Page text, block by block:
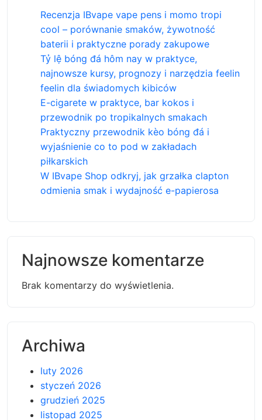
Recenzja IBvape vape pens i momo tropi
cool – porównanie smaków, żywotność
baterii i praktyczne porady zakupowe
Tỷ lệ bóng đá hôm nay w praktyce,
najnowsze kursy, prognozy i narzędzia feelin
feelin dla świadomych kibiców
E-cigarete w praktyce, bar kokos i
przewodnik po tropikalnych smakach
Praktyczny przewodnik kèo bóng đá i
wyjaśnienie co to pod w zakładach
piłkarskich
W IBvape Shop odkryj, jak grzałka clapton
odmienia smak i wydajność e-papierosa
Najnowsze komentarze
Brak komentarzy do wyświetlenia.
Archiwa
luty 2026
styczeń 2026
grudzień 2025
listopad 2025